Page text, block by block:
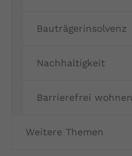
Bauträgerinsolvenz
Nachhaltigkeit
Barrierefrei wohnen
Weitere Themen